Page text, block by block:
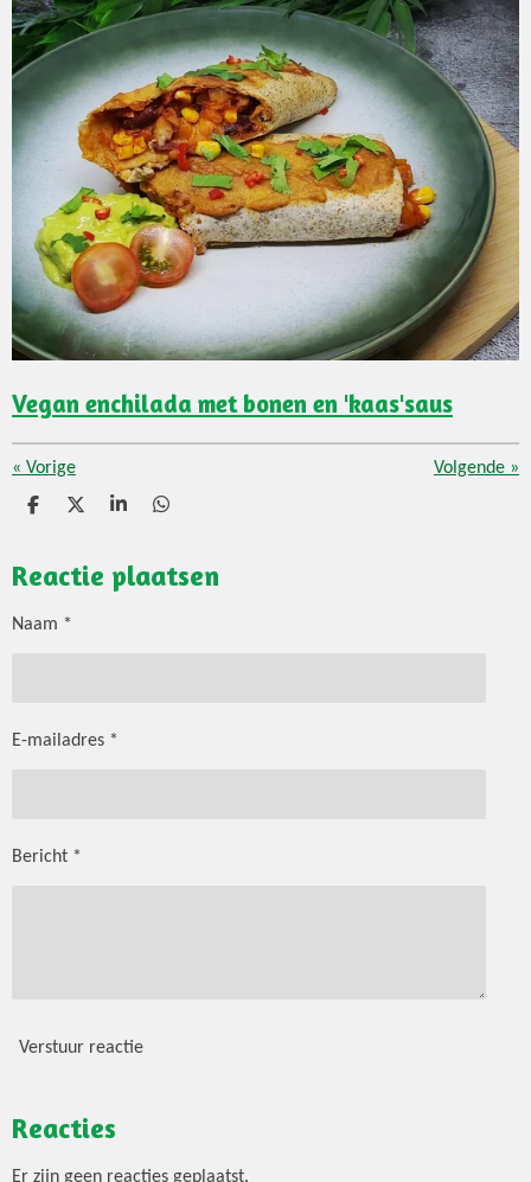
Vegan enchilada met bonen en 'kaas'saus
« Vorige Volgende »
D
e
n
D
l
S
r
e
D
e
n
Reactie plaatsen
Naam *
E-mailadres *
Bericht *
Verstuur reactie
Reacties
Er zijn geen reacties geplaatst.